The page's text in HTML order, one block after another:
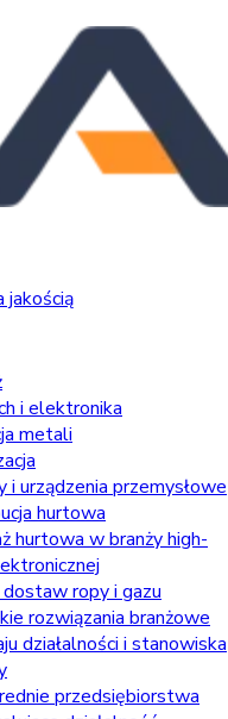
jakością
i elektronika
metali
i urządzenia przemysłowe
hurtowa
hurtowa w branży high-
dostaw ropy i gazu
rozwiązania branżowe
działalności i stanowiska
przedsiębiorstwa